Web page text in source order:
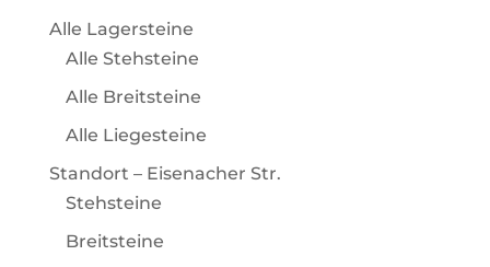
Alle Lagersteine
Alle Stehsteine
Alle Breitsteine
Alle Liegesteine
Standort – Eisenacher Str.
Stehsteine
Breitsteine